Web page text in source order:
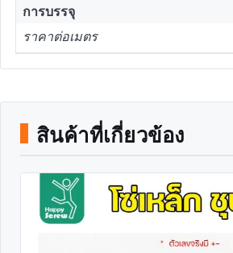
การบรรจุ
ราคาต่อเมตร
สินค้าที่เกี่ยวข้อง